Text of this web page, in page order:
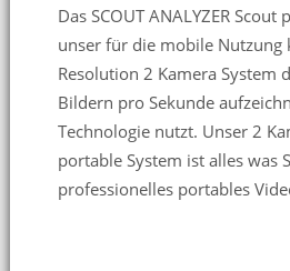
Das SCOUT ANALYZER Scout
unser für die mobile Nutzung
Resolution 2 Kamera System
Bildern pro Sekunde
Technologie nutzt. Unser 2
portable System ist alles was
professionelles portables